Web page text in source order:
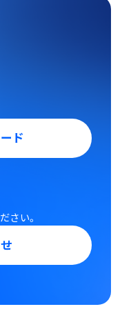
ド
さい。